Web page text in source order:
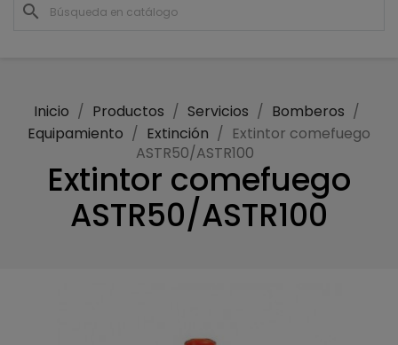
search
Inicio Productos Servicios
Bomberos
Equipamiento
Extinción
Extintor comefuego
ASTR50/ASTR100
Extintor comefuego
ASTR50/ASTR100